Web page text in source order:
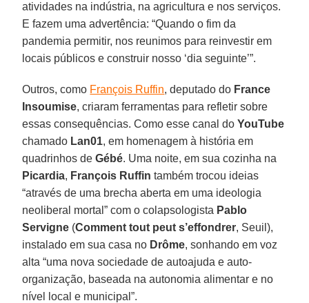
atividades na indústria, na agricultura e nos serviços.
E fazem uma advertência: “Quando o fim da
pandemia permitir, nos reunimos para reinvestir em
locais públicos e construir nosso ‘dia seguinte’”.
Outros, como François Ruffin, deputado do France
Insoumise, criaram ferramentas para refletir sobre
essas consequências. Como esse canal doYouTube
chamado Lan01, em homenagem à história em
quadrinhos deGébé. Uma noite, em sua cozinha na
Picardia, François Ruffin também trocou ideias
“através de uma brecha aberta em uma ideologia
neoliberal mortal” com o colapsologista Pablo
Servigne (Comment tout peut s’effondrer, Seuil),
instalado em sua casa no Drôme, sonhando em voz
alta “uma nova sociedade de autoajuda e auto-
organização, baseada na autonomia alimentar e no
nível local e municipal”.